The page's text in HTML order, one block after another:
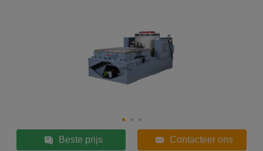
Beste prijs Contacteer ons